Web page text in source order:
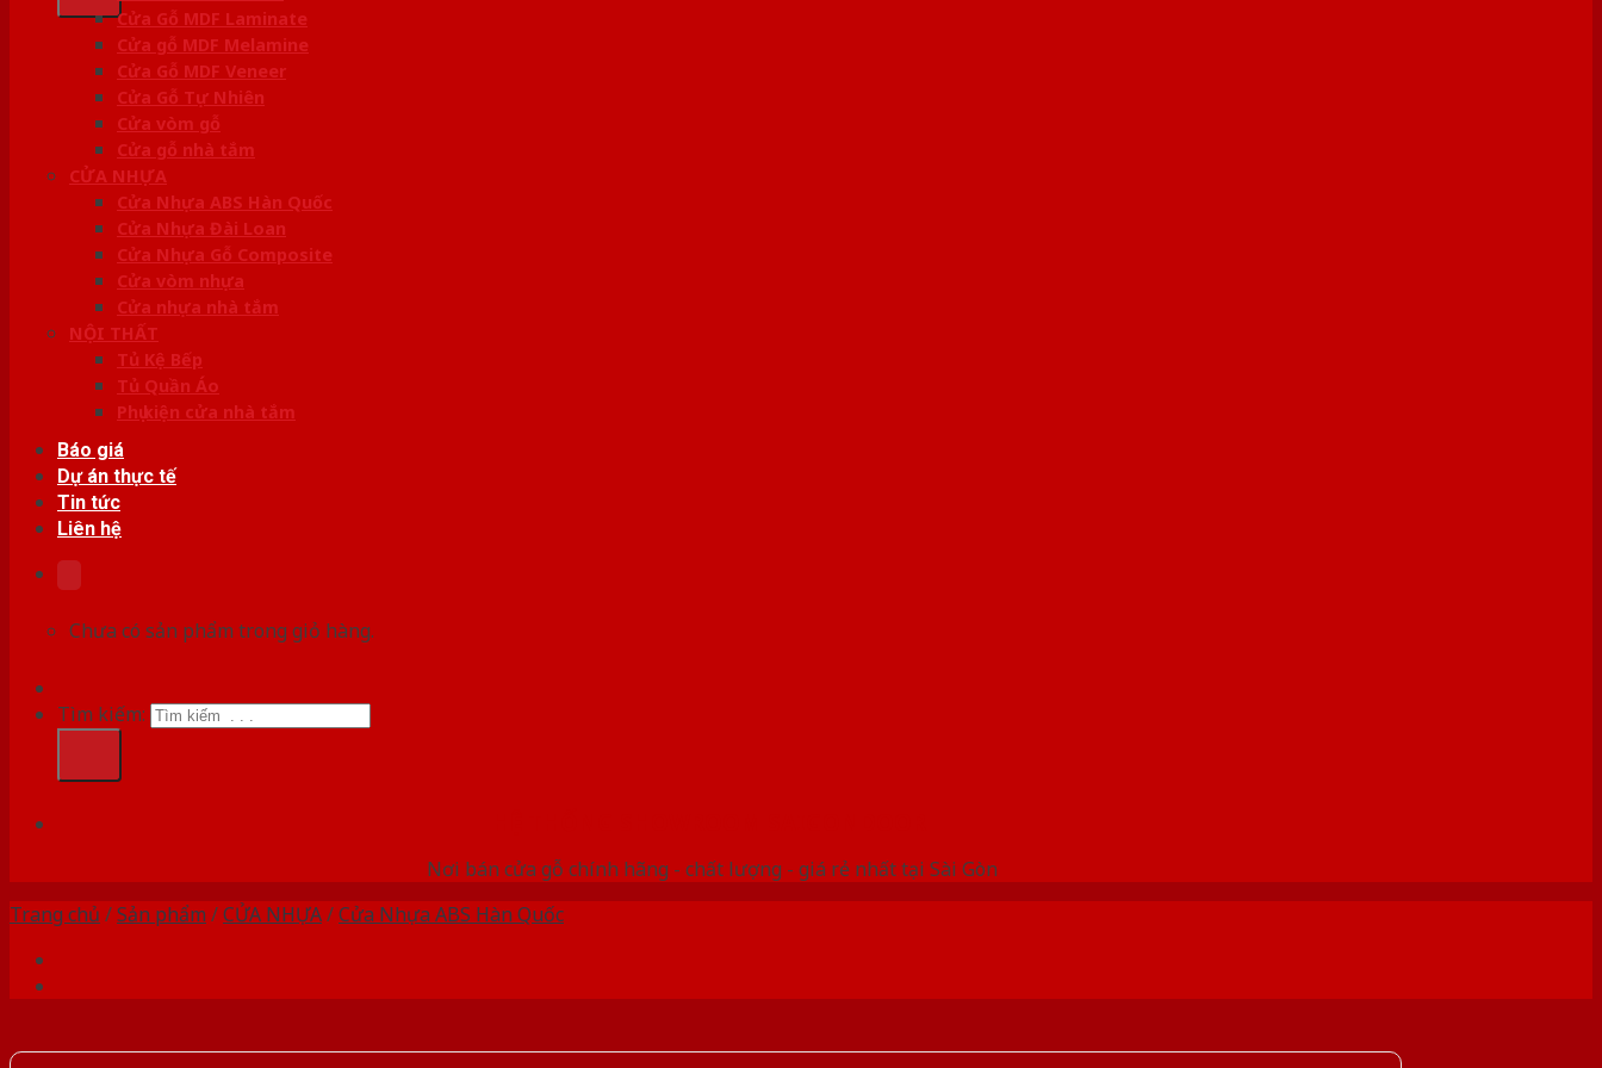
Cửa Gỗ MDF Laminate
Cửa gỗ MDF Melamine
Cửa Gỗ MDF Veneer
Cửa Gỗ Tự Nhiên
Cửa vòm gỗ
Cửa gỗ nhà tắm
CỬA NHỰA
Cửa Nhựa ABS Hàn Quốc
Cửa Nhựa Đài Loan
Cửa Nhựa Gỗ Composite
Cửa vòm nhựa
Cửa nhựa nhà tắm
NỘI THẤT
Tủ Kệ Bếp
Tủ Quần Áo
Phụ kiện cửa nhà tắm
Báo giá
Dự án thực tế
Tin tức
Liên hệ
Chưa có sản phẩm trong giỏ hàng.
Tìm kiếm:
Nơi bán cửa gỗ chính hãng - chất lượng - giá rẻ nhất tại Sài Gòn
Trang chủ /Sản phẩm /CỬA NHỰA/Cửa Nhựa ABS Hàn Quốc